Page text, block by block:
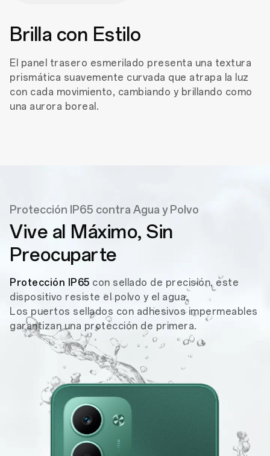
Brilla con Estilo
El panel trasero esmerilado presenta una textura
prismática suavemente curvada que atrapa la luz
con cada movimiento, cambiando y brillando como
una aurora boreal.
Protección IP65 contra Agua y Polvo
Vive al Máximo, Sin
Preocuparte
Protección IP65 con sellado de precisión, este
dispositivo resiste el polvo y el agua.
Los puertos sellados con adhesivos impermeables
garantizan una protección de primera.